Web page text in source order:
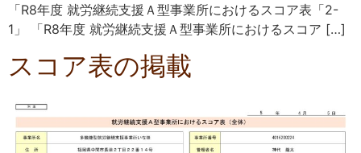
「R8年度 就労継続支援Ａ型事業所におけるスコア表「2-
1」 「R8年度 就労継続支援Ａ型事業所におけるスコア […]
スコア表の掲載